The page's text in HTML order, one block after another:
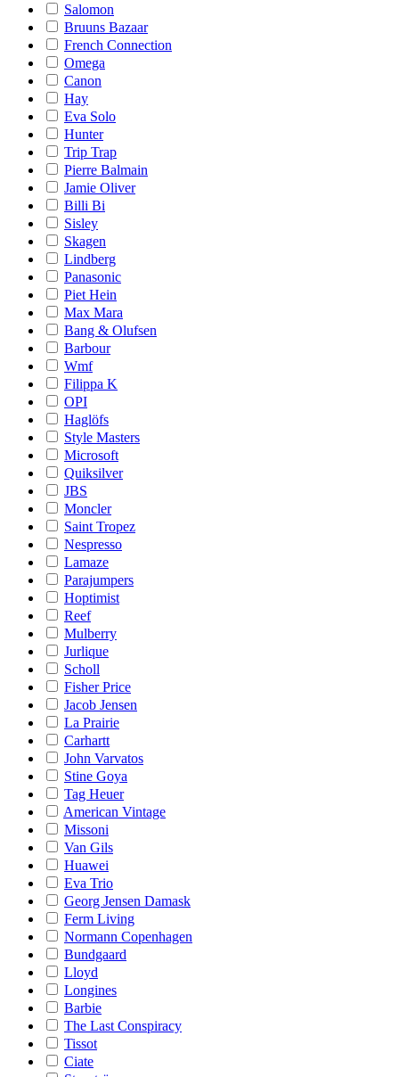
Salomon
Bruuns Bazaar
French Connection
Omega
Canon
Hay
Eva Solo
Hunter
Trip Trap
Pierre Balmain
Jamie Oliver
Billi Bi
Sisley
Skagen
Lindberg
Panasonic
Piet Hein
Max Mara
Bang & Olufsen
Barbour
Wmf
Filippa K
OPI
Haglöfs
Style Masters
Microsoft
Quiksilver
JBS
Moncler
Saint Tropez
Nespresso
Lamaze
Parajumpers
Hoptimist
Reef
Mulberry
Jurlique
Scholl
Fisher Price
Jacob Jensen
La Prairie
Carhartt
John Varvatos
Stine Goya
Tag Heuer
American Vintage
Missoni
Van Gils
Huawei
Eva Trio
Georg Jensen Damask
Ferm Living
Normann Copenhagen
Bundgaard
Lloyd
Longines
Barbie
The Last Conspiracy
Tissot
Ciate